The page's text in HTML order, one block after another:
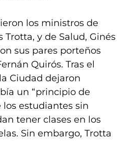
los ministros de
Trotta, y de Salud, Ginés
sus pares porteños
Quirós. Tras el
Ciudad dejaron
un “principio de
los estudiantes sin
tener clases en los
Sin embargo, Trotta